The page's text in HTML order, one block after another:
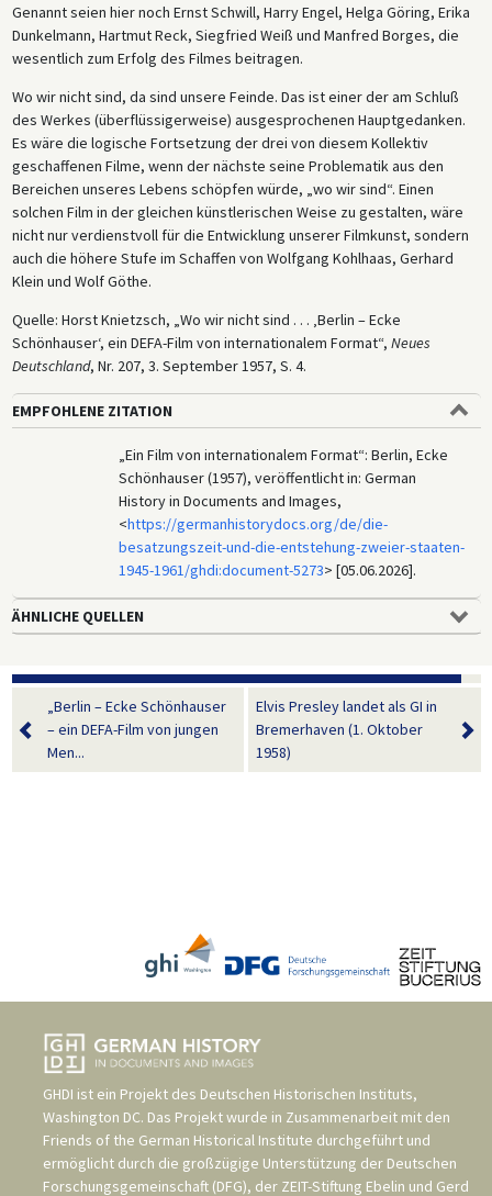
Genannt seien hier noch Ernst Schwill, Harry Engel, Helga Göring, Erika
Dunkelmann, Hartmut Reck, Siegfried Weiß und Manfred Borges, die
wesentlich zum Erfolg des Filmes beitragen.
Wo wir nicht sind, da sind unsere Feinde. Das ist einer der am Schluß
des Werkes (überflüssigerweise) ausgesprochenen Hauptgedanken.
Es wäre die logische Fortsetzung der drei von diesem Kollektiv
geschaffenen Filme, wenn der nächste seine Problematik aus den
Bereichen unseres Lebens schöpfen würde, „wo wir sind“. Einen
solchen Film in der gleichen künstlerischen Weise zu gestalten, wäre
nicht nur verdienstvoll für die Entwicklung unserer Filmkunst, sondern
auch die höhere Stufe im Schaffen von Wolfgang Kohlhaas, Gerhard
Klein und Wolf Göthe.
Quelle: Horst Knietzsch, „Wo wir nicht sind . . . ‚Berlin – Ecke
Schönhauser‘, ein DEFA-Film von internationalem Format“, Neues
Deutschland, Nr. 207, 3. September 1957, S. 4.
EMPFOHLENE ZITATION
„Ein Film von internationalem Format“: Berlin, Ecke
Schönhauser (1957), veröffentlicht in: German
History in Documents and Images,
<https://germanhistorydocs.org/de/die-
besatzungszeit-und-die-entstehung-zweier-staaten-
1945-1961/ghdi:document-5273> [05.06.2026].
ÄHNLICHE QUELLEN
„Berlin – Ecke Schönhauser
– ein DEFA-Film von jungen
Men...
Elvis Presley landet als GI in
Bremerhaven (1. Oktober
1958)
GHDI ist ein Projekt des Deutschen Historischen Instituts,
Washington DC. Das Projekt wurde in Zusammenarbeit mit den
Friends of the German Historical Institute durchgeführt und
ermöglicht durch die großzügige Unterstützung der Deutschen
Forschungsgemeinschaft (DFG), der ZEIT-Stiftung Ebelin und Gerd